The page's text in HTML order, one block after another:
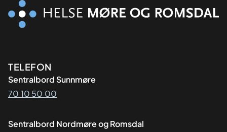
Kontaktinformasjon
TELEFON
Sentralbord Sunnmøre
70 10 50 00
Sentralbord Nordmøre og Romsdal